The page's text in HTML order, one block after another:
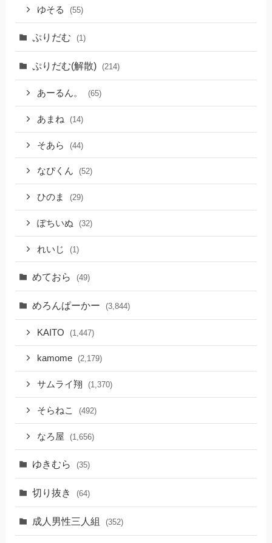
ゆそる (55)
ぷりだむ (1)
ぷりだむ(解散) (214)
あーるん。 (65)
あまね (14)
そあら (44)
なぴくん (52)
ひのま (29)
ぽちいぬ (32)
れいじ (1)
めておら (49)
めろんぱーかー (3,844)
KAITO (1,447)
kamome (2,179)
サムライ翔 (1,370)
そらねこ (492)
なろ屋 (1,656)
ゆきむら (35)
切り抜き (64)
成人男性三人組 (352)